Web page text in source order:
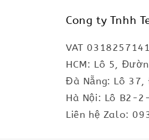
Cong ty Tnhh
VAT 0318257141
HCM: Lô 5,
Đà Nẵng: Lô 37,
Hà Nội: Lô B2-
Liên hệ Zalo: